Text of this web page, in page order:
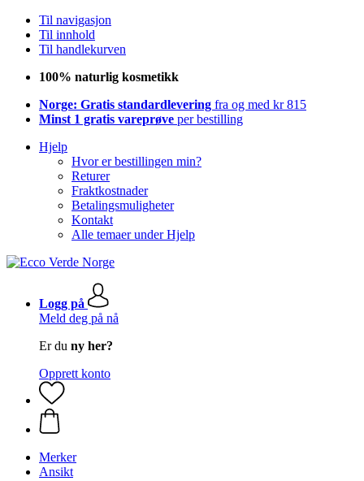
Til navigasjon
Til innhold
Til handlekurven
100% naturlig kosmetikk
Norge: Gratis standardlevering fra og med kr 815
Minst 1 gratis vareprøve per bestilling
Hjelp
Hvor er bestillingen min?
Returer
Fraktkostnader
Betalingsmuligheter
Kontakt
Alle temaer under Hjelp
Logg på
Meld deg på nå
Er du ny her?
Opprett konto
Merker
Ansikt